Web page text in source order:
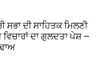
ਸਭਾ ਦੀ ਸਾਹਿਤਕ ਮਿਲਣੀ
ਦਾ ਗੁਲਦਤਾ ਪੇਸ਼ —